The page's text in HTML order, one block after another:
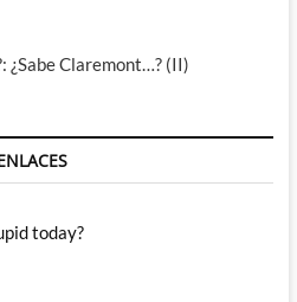
¿Sabe Claremont…? (II)
today?